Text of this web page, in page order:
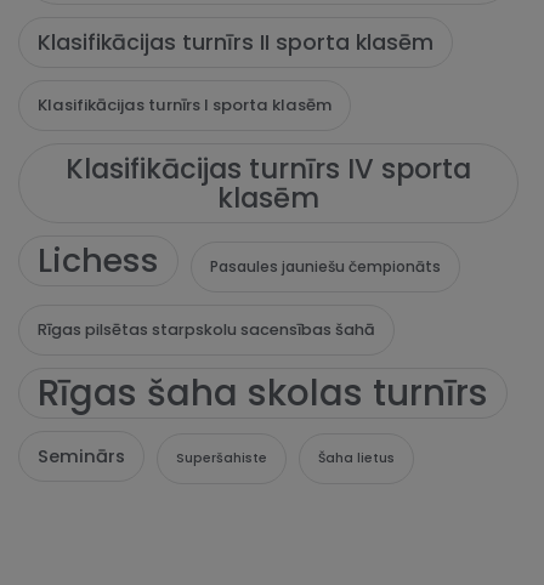
Klasifikācijas turnīrs II sporta klasēm
Klasifikācijas turnīrs I sporta klasēm
Klasifikācijas turnīrs IV sporta
klasēm
Lichess Pasaules jauniešu čempionāts
Rīgas pilsētas starpskolu sacensības šahā
Rīgas šaha skolas turnīrs
Seminārs Superšahiste Šaha lietus